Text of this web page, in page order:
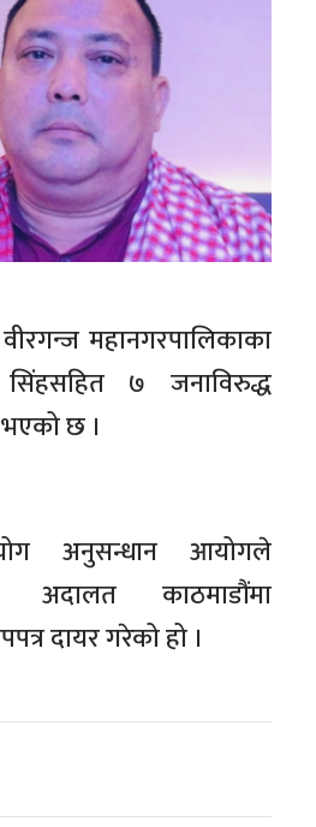
महानगरपालिकाका
७ जनाविरुद्ध
भएको छ ।
अनुसन्धान आयोगले
अदालत काठमाडौंमा
दायर गरेको हो ।